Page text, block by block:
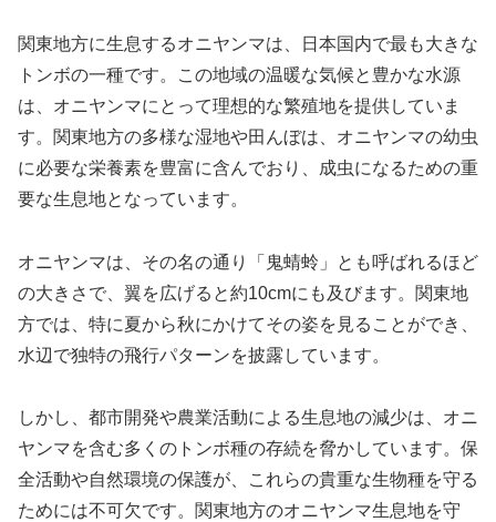
関東地方に生息するオニヤンマは、日本国内で最も大きな
トンボの一種です。この地域の温暖な気候と豊かな水源
は、オニヤンマにとって理想的な繁殖地を提供していま
す。関東地方の多様な湿地や田んぼは、オニヤンマの幼虫
に必要な栄養素を豊富に含んでおり、成虫になるための重
要な生息地となっています。
オニヤンマは、その名の通り「鬼蜻蛉」とも呼ばれるほど
の大きさで、翼を広げると約10cmにも及びます。関東地
方では、特に夏から秋にかけてその姿を見ることができ、
水辺で独特の飛行パターンを披露しています。
しかし、都市開発や農業活動による生息地の減少は、オニ
ヤンマを含む多くのトンボ種の存続を脅かしています。保
全活動や自然環境の保護が、これらの貴重な生物種を守る
ためには不可欠です。関東地方のオニヤンマ生息地を守